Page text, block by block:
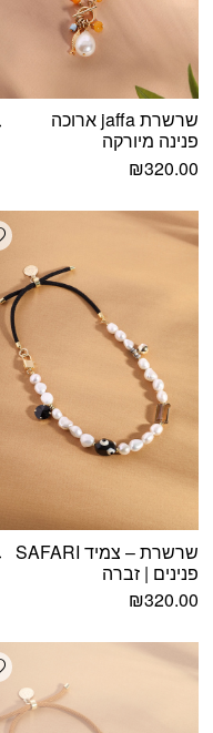
שרשרת jaffa ארוכה
פנינה מיורקה
₪320.00
שרשרת – צמיד SAFARI
פנינים | זברה
₪320.00